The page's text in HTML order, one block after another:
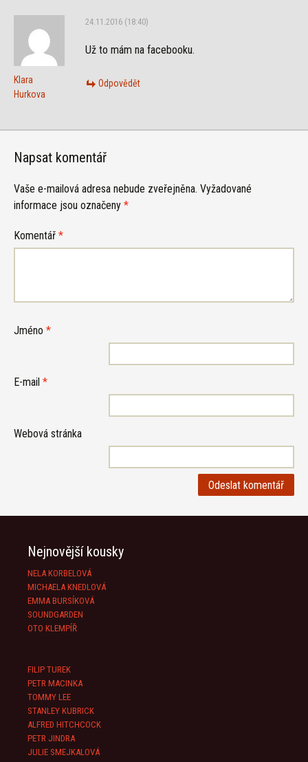
příspěvky
Klara
Hurkova
24.11.2016 (18:40)
Už to mám na facebooku.
Odpovědět
Napsat komentář
Vaše e-mailová adresa nebude zveřejněna. Vyžadované
informace jsou označeny *
Komentář *
Jméno *
E-mail *
Webová stránka
Nejnovější kousky
NELA KORBELOVÁ
MICHAELA KNEDLOVÁ
EMMA BURSÍKOVÁ
SOUNDGARDEN
OTO KLEMPÍŘ
FILIP TUREK
PETR MACINKA
TOMMY LEE
STANLEY KUBRICK
ALFRED HITCHCOCK
PETR JINDRA
JULIE SMEJKALOVÁ